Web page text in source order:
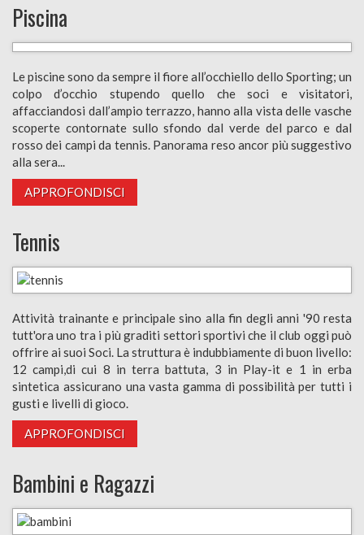
Piscina
Le piscine sono da sempre il fiore all’occhiello dello Sporting; un
colpo d’occhio stupendo quello che soci e visitatori,
affacciandosi dall’ampio terrazzo, hanno alla vista delle vasche
scoperte contornate sullo sfondo dal verde del parco e dal
rosso dei campi da tennis. Panorama reso ancor più suggestivo
alla sera...
APPROFONDISCI
Tennis
Attività trainante e principale sino alla fin degli anni '90 resta
tutt'ora uno tra i più graditi settori sportivi che il club oggi può
offrire ai suoi Soci. La struttura è indubbiamente di buon livello:
12 campi,di cui 8 in terra battuta, 3 in Play-it e 1 in erba
sintetica assicurano una vasta gamma di possibilità per tutti i
gusti e livelli di gioco.
APPROFONDISCI
Bambini e Ragazzi